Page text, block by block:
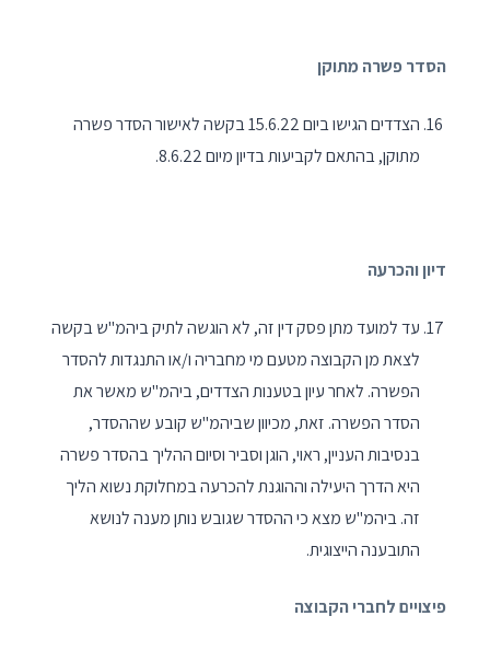
הסדר פשרה מתוקן
הצדדים הגישו ביום 15.6.22 בקשה לאישור הסדר פשרה
מתוקן, בהתאם לקביעות בדיון מיום 8.6.22.
דיון והכרעה
עד למועד מתן פסק דין זה, לא הוגשה לתיק ביהמ"ש בקשה
לצאת מן הקבוצה מטעם מי מחבריה ו/או התנגדות להסדר
הפשרה. לאחר עיון בטענות הצדדים, ביהמ"ש מאשר את
הסדר הפשרה. זאת, מכיוון שביהמ"ש קובע שההסדר,
בנסיבות העניין, ראוי, הוגן וסביר וסיום ההליך בהסדר פשרה
היא הדרך היעילה וההוגנת להכרעה במחלוקת נשוא הליך
זה. ביהמ"ש מצא כי ההסדר שגובש נותן מענה לנושא
התובענה הייצוגית.
פיצויים לחברי הקבוצה